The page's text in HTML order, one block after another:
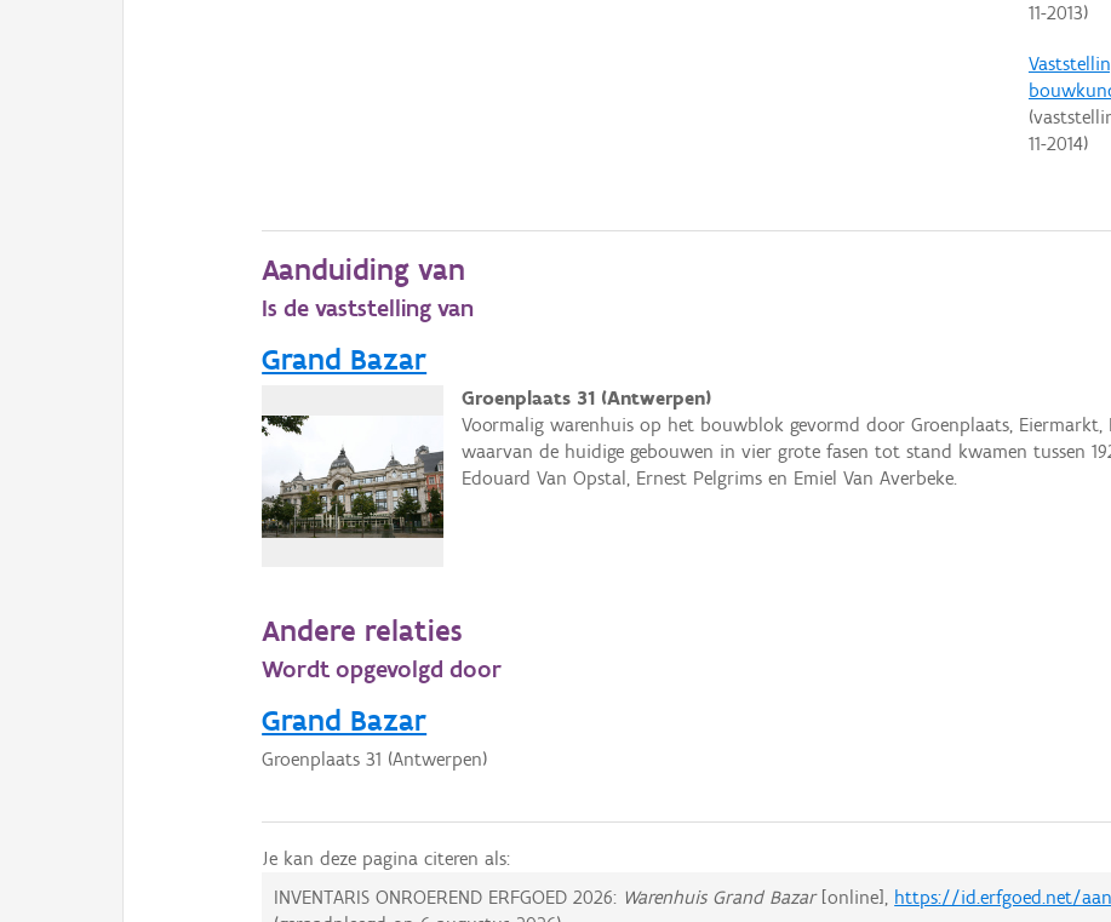
11-2013)
11-2014)
Aanduiding van
Is de vaststelling van
Grand Bazar
Groenplaats 31 (Antwerpen)
Voormalig warenhuis op het bouwblok gevormd door Groenplaats, Eiermarkt,
waarvan de huidige gebouwen in vier grote fasen tot stand kwamen tussen
Edouard Van Opstal, Ernest Pelgrims en Emiel Van Averbeke.
Andere relaties
Wordt opgevolgd door
Grand Bazar
Groenplaats 31 (Antwerpen)
Je kan deze pagina citeren als:
INVENTARIS ONROEREND ERFGOED 2026: Warenhuis Grand Bazar[online], https://id.erfgoed.net/